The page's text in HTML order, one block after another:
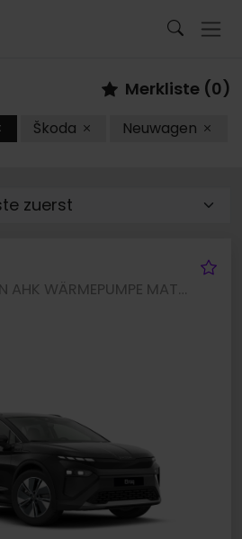
Merkliste (0)
Škoda Neuwagen
Elroq 85 SELECTION AHK WÄRMEPUMPE MATRIXLED